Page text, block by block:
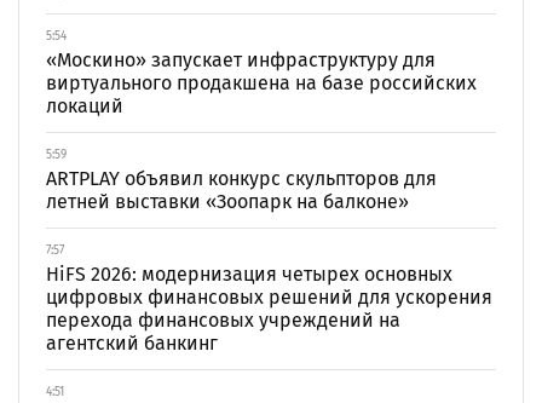
5:54
«Москино» запускает инфраструктуру для
виртуального продакшена на базе российских
локаций
5:59
ARTPLAY объявил конкурс скульпторов для
летней выставки «Зоопарк на балконе»
7:57
HiFS 2026: модернизация четырех основных
цифровых финансовых решений для ускорения
перехода финансовых учреждений на
агентский банкинг
4:51